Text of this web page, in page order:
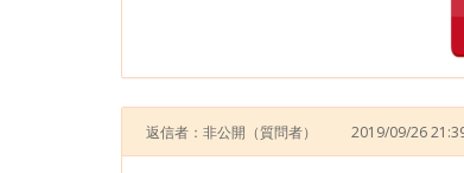
返信者：非公開 （質問者） 2019/09/26